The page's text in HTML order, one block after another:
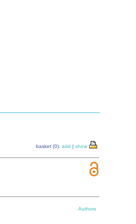
basket (0): add | show
Authors